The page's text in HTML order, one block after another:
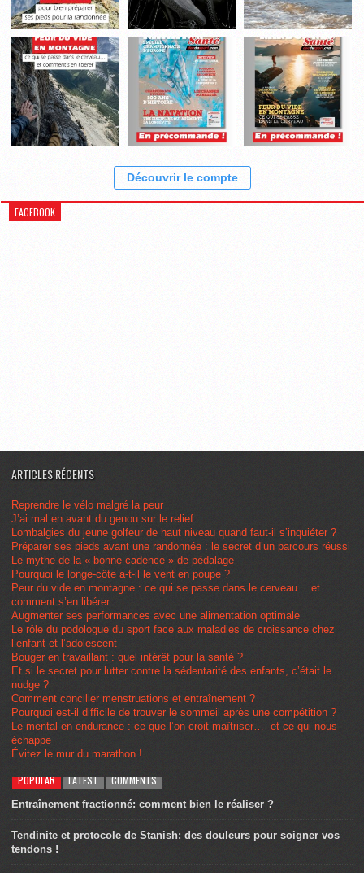
Découvrir le compte
FACEBOOK
ARTICLES RÉCENTS
Reprendre le vélo malgré la peur
J’ai mal en avant du genou sur le relief
Lombalgies du jeune golfeur de haut niveau quand faut-il s’inquiéter ?
Préparer ses pieds avant une randonnée : le secret d’un parcours réussi
Le mythe de la « bonne cadence » de pédalage
Pourquoi le longe-côte a-t-il le vent en poupe ?
Peur du vide en montagne : ce qui se passe dans le cerveau… et
comment s’en libérer
Augmenter ses performances avec une alimentation optimale
Le rôle du podologue du sport face aux maladies de croissance chez
l’enfant et l’adolescent
Bouger en travaillant : quel intérêt pour la santé ?
Et si le secret pour lutter contre la sédentarité des enfants, c’était le
nudge ?
Comment concilier menstruations et entraînement ?
Pourquoi est-il difficile de trouver le sommeil après une compétition ?
Le mental en endurance : ce que l’on croit maîtriser… et ce qui nous
échappe
Évitez le mur du marathon !
POPULAR LATEST COMMENTS
Entraînement fractionné: comment bien le réaliser ?
Tendinite et protocole de Stanish: des douleurs pour soigner vos
tendons !